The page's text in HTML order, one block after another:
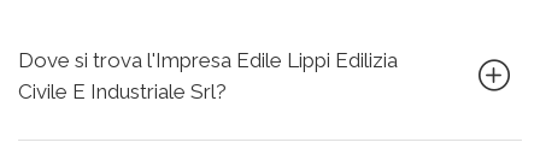
Dove si trova l'Impresa Edile Lippi Edilizia
Civile E Industriale Srl?